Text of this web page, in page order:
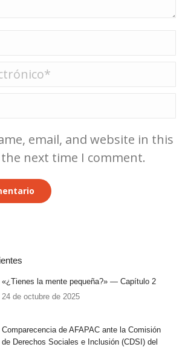
*
email, and website in this
next time I comment.
«¿Tienes la mente pequeña?» — Capítulo 2
24 de octubre de 2025
Comparecencia de AFAPAC ante la Comisión
de Derechos Sociales e Inclusión (CDSI) del